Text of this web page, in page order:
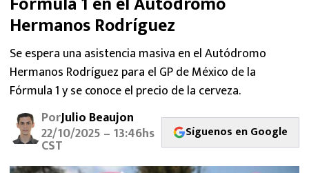
ATLANTE
SELECCIÓN MEXICANA
FUTBOL INTERNACIONAL
MEXICANOS EN EL EXTRANJERO
FUTBOL ESTUFA
Hermanos Rodríguez
Se espera una asistencia masiva en el Autódromo
Hermanos Rodríguez para el GP de México de la
Fórmula 1 y se conoce el precio de la cerveza.
PorJulio Beaujon
22/10/2025 – 13:46hs
CST
Síguenos en Google